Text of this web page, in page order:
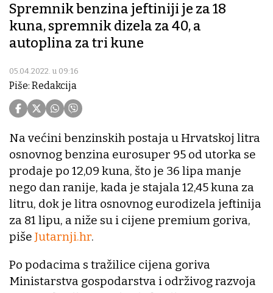
Spremnik benzina jeftiniji je za 18
kuna, spremnik dizela za 40, a
autoplina za tri kune
05.04.2022. u 09:16
Piše: Redakcija
Na većini benzinskih postaja u Hrvatskoj litra
osnovnog benzina eurosuper 95 od utorka se
prodaje po 12,09 kuna, što je 36 lipa manje
nego dan ranije, kada je stajala 12,45 kuna za
litru, dok je litra osnovnog eurodizela jeftinija
za 81 lipu, a niže su i cijene premium goriva,
piše Jutarnji.hr.
Po podacima s tražilice cijena goriva
Ministarstva gospodarstva i održivog razvoja